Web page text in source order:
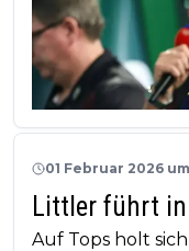
01 Februar 2026
Littler führt
Auf Tops holt